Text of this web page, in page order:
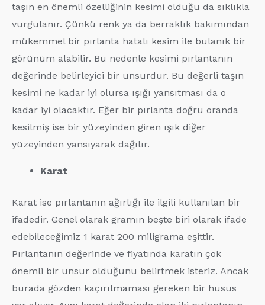
taşın en önemli özelliğinin kesimi olduğu da sıklıkla
vurgulanır. Çünkü renk ya da berraklık bakımından
mükemmel bir pırlanta hatalı kesim ile bulanık bir
görünüm alabilir. Bu nedenle kesimi pırlantanın
değerinde belirleyici bir unsurdur. Bu değerli taşın
kesimi ne kadar iyi olursa ışığı yansıtması da o
kadar iyi olacaktır. Eğer bir pırlanta doğru oranda
kesilmiş ise bir yüzeyinden giren ışık diğer
yüzeyinden yansıyarak dağılır.
Karat
Karat ise pırlantanın ağırlığı ile ilgili kullanılan bir
ifadedir. Genel olarak gramın beşte biri olarak ifade
edebileceğimiz 1 karat 200 miligrama eşittir.
Pırlantanın değerinde ve fiyatında karatın çok
önemli bir unsur olduğunu belirtmek isteriz. Ancak
burada gözden kaçırılmaması gereken bir husus